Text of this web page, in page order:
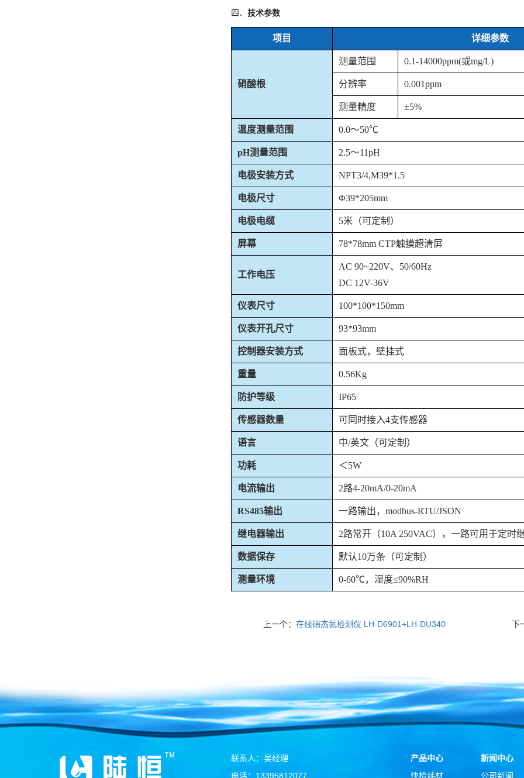
四、 技术参数
项目 详细参数
硝酸根
测量范围 0.1-14000ppm(或mg/L)
分辨率 0.001ppm
测量精度 ±5%
温度测量范围 0.0～50℃
pH测量范围 2.5～11pH
电极安装方式 NPT3/4,M39*1.5
电极尺寸 Φ39*205mm
电极电缆 5米（可定制）
屏幕 78*78mm CTP触摸超清屏
工作电压
AC 90~220V、50/60Hz
DC 12V-36V
仪表尺寸 100*100*150mm
仪表开孔尺寸 93*93mm
控制器安装方式 面板式，壁挂式
重量 0.56Kg
防护等级 IP65
传感器数量 可同时接入4支传感器
语言 中/英文（可定制）
功耗 ＜5W
电流输出 2路4-20mA/0-20mA
RS485输出 一路输出， modbus-RTU/JSON
继电器输出 2路常开（10A 250VAC），一路可用于定时
数据保存 默认10万条（可定制）
测量环境 0-60℃，湿度≤90%RH
上一个：在线硝态氮检测仪 LH-D6901+LH-DU340 下
联系人：吴经理
电话：13395812077
产品中心
快检耗材
新闻中心
公司新闻